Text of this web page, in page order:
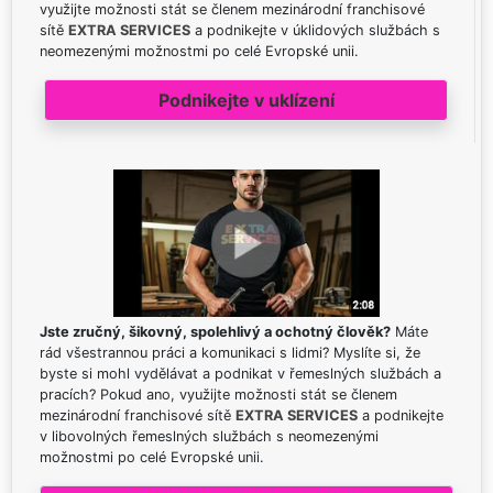
využijte možnosti stát se členem mezinárodní franchisové
sítě EXTRA SERVICES a podnikejte v úklidových službách s
neomezenými možnostmi po celé Evropské unii.
Podnikejte v uklízení
Jste zručný, šikovný, spolehlivý a ochotný člověk? Máte
rád všestrannou práci a komunikaci s lidmi? Myslíte si, že
byste si mohl vydělávat a podnikat v řemeslných službách a
pracích? Pokud ano, využijte možnosti stát se členem
mezinárodní franchisové sítě EXTRA SERVICES a podnikejte
v libovolných řemeslných službách s neomezenými
možnostmi po celé Evropské unii.